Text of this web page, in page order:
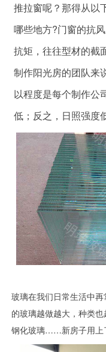
推拉窗呢？那得从以
哪些地方?门窗的抗
抗矩，往往型材的截
制作阳光房的团队来
以程度是每个制作公
低；反之，日照强度
玻璃在我们日常生活中
的玻璃越做越大，种类也
钢化玻璃……新房子用上